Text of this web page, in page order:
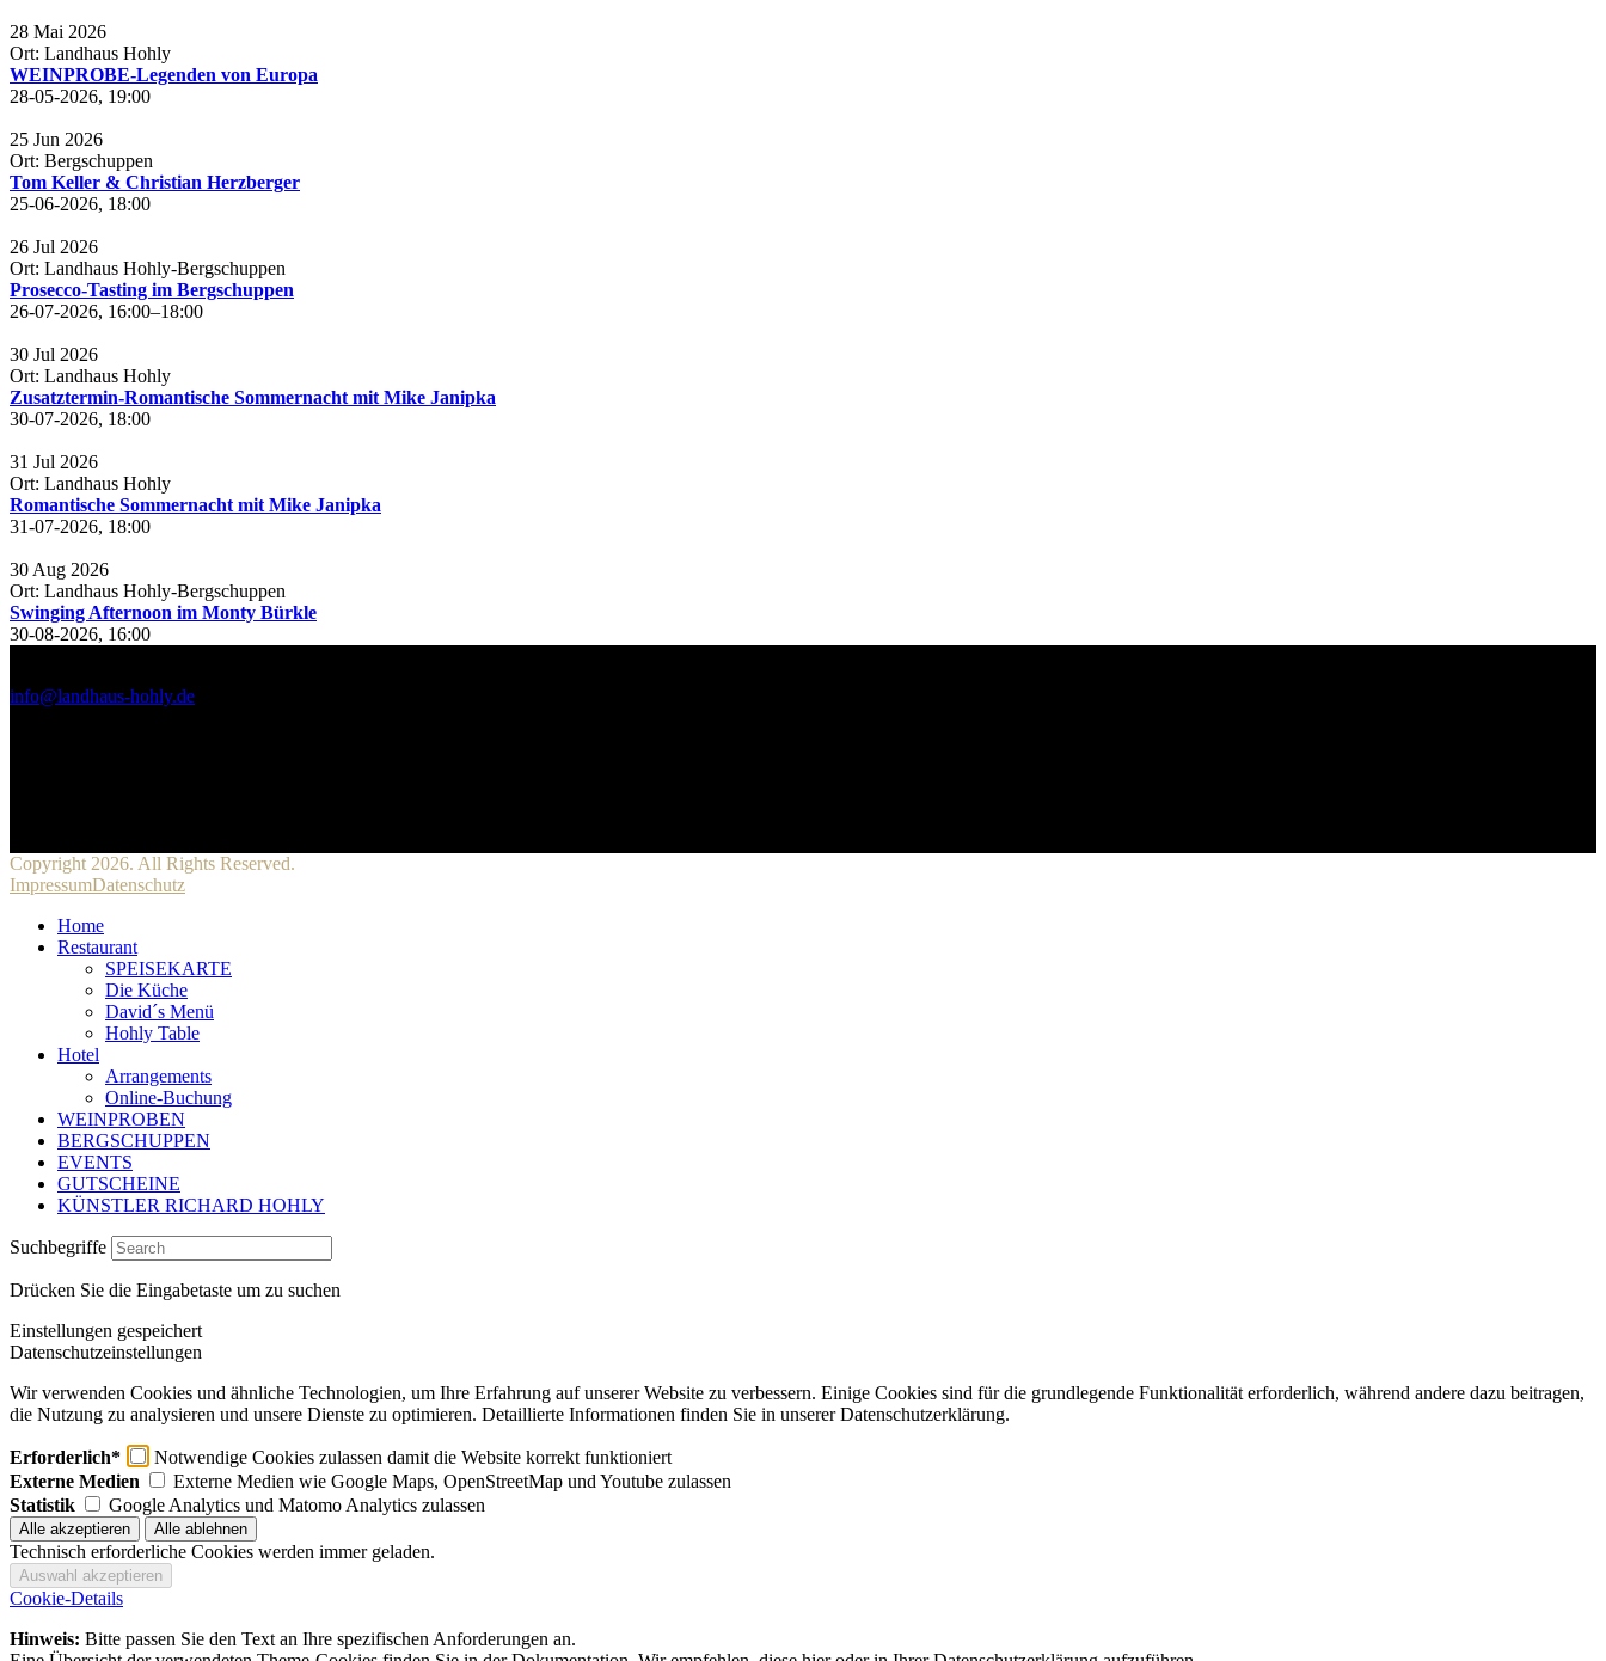
28 Mai 2026
Ort: Landhaus Hohly
WEINPROBE-Legenden von Europa
28-05-2026, 19:00
25 Jun 2026
Ort: Bergschuppen
Tom Keller & Christian Herzberger
25-06-2026, 18:00
26 Jul 2026
Ort: Landhaus Hohly-Bergschuppen
Prosecco-Tasting im Bergschuppen
26-07-2026, 16:00–18:00
30 Jul 2026
Ort: Landhaus Hohly
Zusatztermin-Romantische Sommernacht mit Mike Janipka
30-07-2026, 18:00
31 Jul 2026
Ort: Landhaus Hohly
Romantische Sommernacht mit Mike Janipka
31-07-2026, 18:00
30 Aug 2026
Ort: Landhaus Hohly-Bergschuppen
Swinging Afternoon im Monty Bürkle
30-08-2026, 16:00
info@landhaus-hohly.de
Copyright 2026. All Rights Reserved.
ImpressumDatenschutz
Home
Restaurant
SPEISEKARTE
Die Küche
David´s Menü
Hohly Table
Hotel
Arrangements
Online-Buchung
WEINPROBEN
BERGSCHUPPEN
EVENTS
GUTSCHEINE
KÜNSTLER RICHARD HOHLY
Suchbegriffe
Drücken Sie die Eingabetaste um zu suchen
Einstellungen gespeichert
Datenschutzeinstellungen
Wir verwenden Cookies und ähnliche Technologien, um Ihre Erfahrung auf unserer Website zu verbessern. Einige Cookies sind für die grundlegende Funktionalität erforderlich, während andere dazu beitragen,
die Nutzung zu analysieren und unsere Dienste zu optimieren. Detaillierte Informationen finden Sie in unserer Datenschutzerklärung.
Erforderlich*
Notwendige Cookies zulassen damit die Website korrekt funktioniert
Externe Medien
Externe Medien wie Google Maps, OpenStreetMap und Youtube zulassen
Statistik
Google Analytics und Matomo Analytics zulassen
Technisch erforderliche Cookies werden immer geladen.
Cookie-Details
Hinweis: Bitte passen Sie den Text an Ihre spezifischen Anforderungen an.